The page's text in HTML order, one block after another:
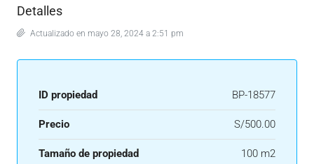
Detalles
Actualizado en mayo 28, 2024 a 2:51 pm
ID propiedad BP-18577
Precio S/500.00
Tamaño de propiedad 100 m2